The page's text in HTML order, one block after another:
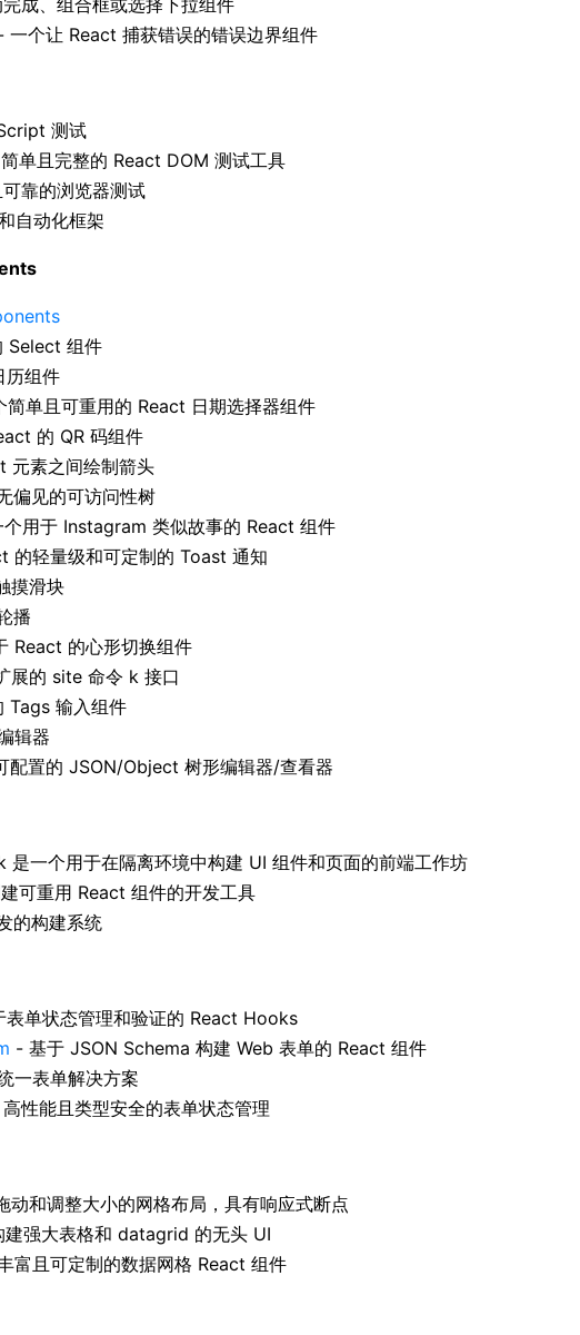
成、组合框或选择下拉组件
一个让 React 捕获错误的错误边界组件
测试
单且完整的 React DOM 测试工具
靠的浏览器测试
自动化框架
Select 组件
历组件
简单且可重用的 React 日期选择器组件
的 QR 码组件
元素之间绘制箭头
偏见的可访问性树
用于 Instagram 类似故事的 React 组件
的轻量级和可定制的 Toast 通知
摸滑块
播
React 的心形切换组件
展的 site 命令 k 接口
Tags 输入组件
辑器
配置的 JSON/Object 树形编辑器/查看器
一个用于在隔离环境中构建 UI 组件和页面的前端工作坊
可重用 React 组件的开发工具
的构建系统
表单状态管理和验证的 React Hooks
- 基于 JSON Schema 构建 Web 表单的 React 组件
一表单解决方案
性能且类型安全的表单状态管理
动和调整大小的网格布局，具有响应式断点
建强大表格和 datagrid 的无头 UI
富且可定制的数据网格 React 组件